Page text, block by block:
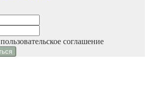
пользовательское соглашение